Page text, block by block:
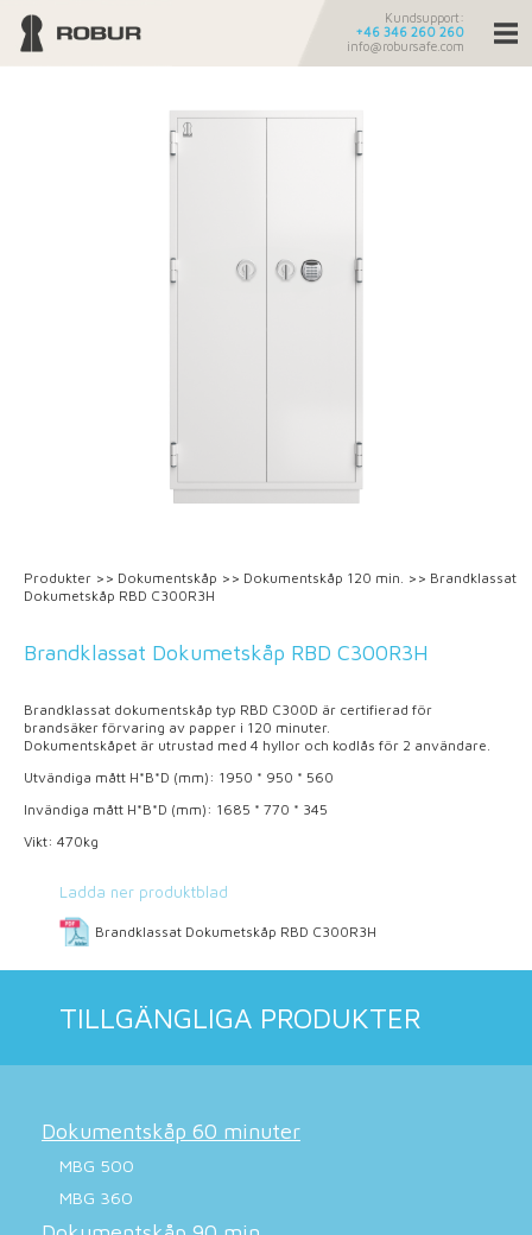
Kundsupport:
+46 346 260 260
info@robursafe.com
Produkter >> Dokumentskåp >> Dokumentskåp 120 min. >> Brandklassat
Dokumetskåp RBD C300R3H
Brandklassat Dokumetskåp RBD C300R3H
Brandklassat dokumentskåp typ RBD C300D är certifierad för
brandsäker förvaring av papper i 120 minuter.
Dokumentskåpet är utrustad med 4 hyllor och kodlås för 2 användare.
Utvändiga mått H*B*D (mm): 1950 * 950 * 560
Invändiga mått H*B*D (mm): 1685 * 770 * 345
Vikt: 470kg
Ladda ner produktblad
Brandklassat Dokumetskåp RBD C300R3H
TILLGÄNGLIGA PRODUKTER
Dokumentskåp 60 minuter
MBG 500
MBG 360